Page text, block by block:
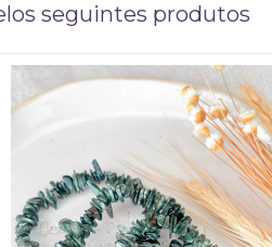
seguintes produtos